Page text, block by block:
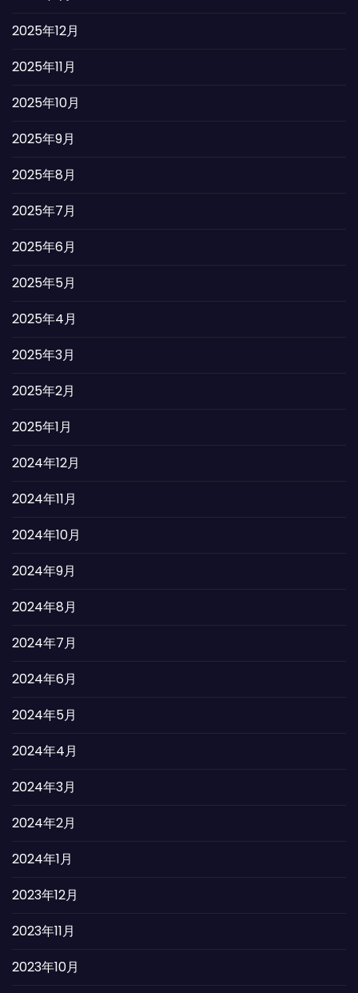
2025年12月
2025年11月
2025年10月
2025年9月
2025年8月
2025年7月
2025年6月
2025年5月
2025年4月
2025年3月
2025年2月
2025年1月
2024年12月
2024年11月
2024年10月
2024年9月
2024年8月
2024年7月
2024年6月
2024年5月
2024年4月
2024年3月
2024年2月
2024年1月
2023年12月
2023年11月
2023年10月